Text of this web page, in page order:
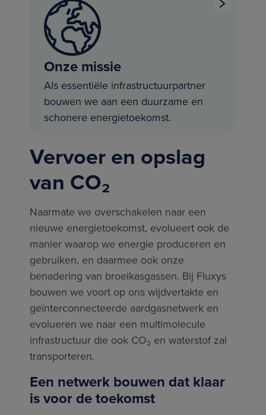
Onze missie
Als essentiële infrastructuurpartner
bouwen we aan een duurzame en
schonere energietoekomst.
Vervoer en opslag
van CO₂
Naarmate we overschakelen naar een
nieuwe energietoekomst, evolueert ook de
manier waarop we energie produceren en
gebruiken, en daarmee ook onze
benadering van broeikasgassen. Bij Fluxys
bouwen we voort op ons wijdvertakte en
geïnterconnecteerde aardgasnetwerk en
evolueren we naar een multimolecule
infrastructuur die ook CO₂ en waterstof zal
transporteren.
Een netwerk bouwen dat klaar
is voor de toekomst